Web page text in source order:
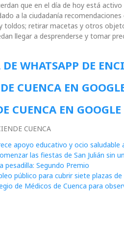
que en el día de hoy está
a la ciudadanía
toldos; retirar macetas y otros
llegar a desprenderse y tomar
WHATSAPP DE
CUENCA EN
CUENCA EN
CUENCA
apoyo educativo y ocio
las fiestas de San Julián sin
pesadilla: Segundo Premio
público para cubrir siete plazas de
de Médicos de Cuenca para